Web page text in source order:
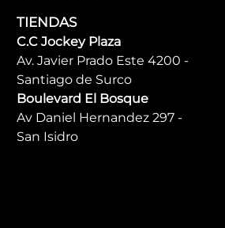
TIENDAS
C.C Jockey Plaza
Av. Javier Prado Este 4200 -
Santiago de Surco
Boulevard El Bosque
Av Daniel Hernandez 297 -
San Isidro